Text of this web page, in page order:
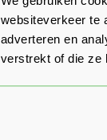
websiteverkeer te
adverteren en
verstrekt of die ze